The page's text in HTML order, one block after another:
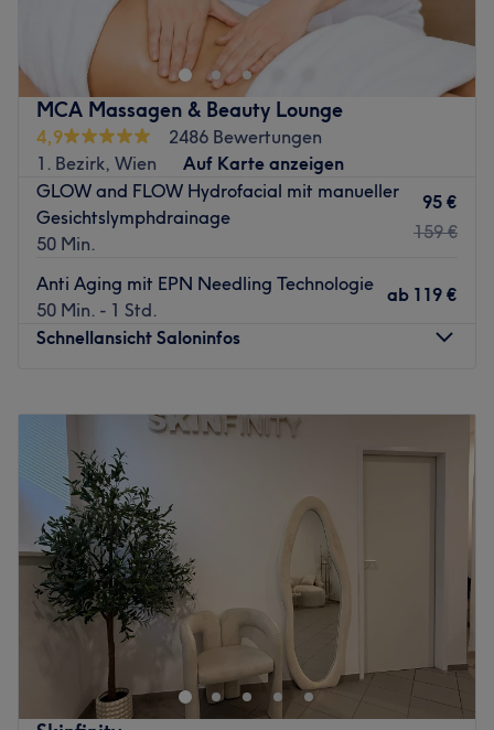
MCA Massagen & Beauty Lounge
4,9
2486 Bewertungen
1. Bezirk, Wien
Auf Karte anzeigen
GLOW and FLOW Hydrofacial mit manueller
Gesichtslymphdrainage
50 Min.
95 €
159 €
Anti Aging mit EPN Needling Technologie
50 Min. - 1 Std.
ab 119 €
Schnellansicht Saloninfos
Mittwoch
10:00–19:00
Donnerstag
Freitag
Samstag
Sonntag
Geschlossen
Mitten im 1. Bezirk in Wien befindet sich die
Massagen & Beauty Lounge
, Ihr Studio für medizinische
Massagen und moderne Kosmetik. In angenehmer
Atmosphäre betreut Sie unser erfahrenes Team individuell
und kompetent, für mehr Wohlbefinden und neue Energie.